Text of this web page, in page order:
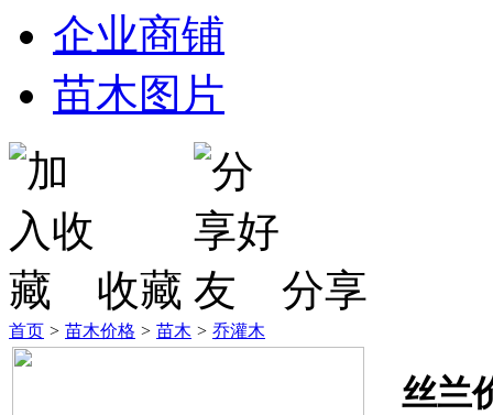
企业商铺
苗木图片
收藏 分享
首页 > 苗木价格 > 苗木 > 乔灌木
丝兰